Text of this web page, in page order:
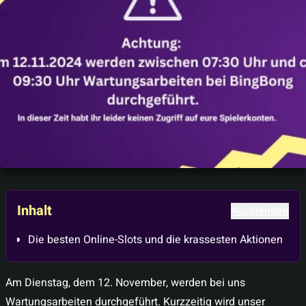
Inhalt
Die besten Online-Slots und die krassesten Aktionen
Am Dienstag, dem 12. November, werden bei uns
Wartungsarbeiten durchgeführt. Kurzzeitig wird unser